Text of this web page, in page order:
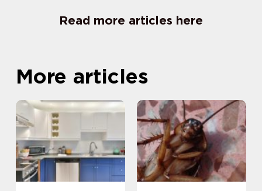
Read more articles here
More articles